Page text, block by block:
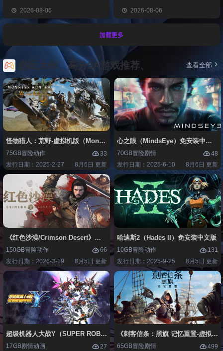
2026-08-06 2026-08-06
加载更多
必玩大作、高分3A游戏推荐、 查看全部
怪物猎人：荒野-虚拟机版（Monster Hunter Wilds HYPERVISOR）免安
75GB冒险动作
33
发行日期：2025-2-27
8月6日 更新
心之眼（MindsEye）免安装中文版
70GB冒险剧情
48
发行日期：2025-6-10
8月6日 更新
《红色沙漠/Crimson Desert》免安装中文版
150GB冒险动作
66
发行日期：2026-3-19
8月5日 更新
哈迪斯2（Hades II）免安装中文版
10GB冒险动作
131
发行日期：2025-9-25
8月5日 更新
超级机器人大战Y（SUPER ROBOT WARS Y）免安装中文版
17GB剧情动画
27
《刺客信条：黑旗 记忆重置-虚拟
65GB冒险剧情
499